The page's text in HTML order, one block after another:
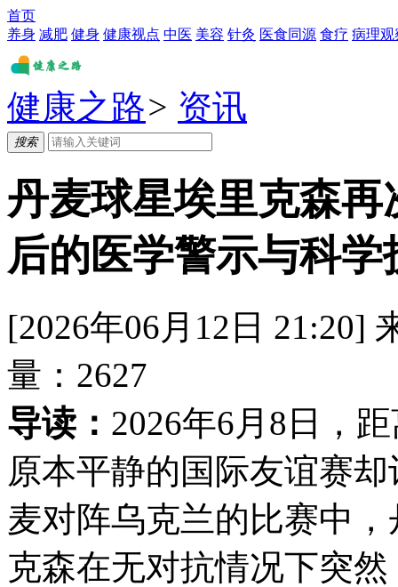
首页
养身 减肥 健身 健康视点 中医 美容 针灸 医食同源 食疗 病理观
健康之路> 资讯
搜索
丹麦球星埃里克森
后的医学警示与科学
[2026年06月12日 21:20]
量： 2627
导读： 2026年6月8日，
原本平静的国际友谊赛
麦对阵乌克兰的比赛中
克森在无对抗情况下突然